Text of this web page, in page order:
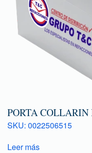
PORTA
SKU: 0022506515
Leer más